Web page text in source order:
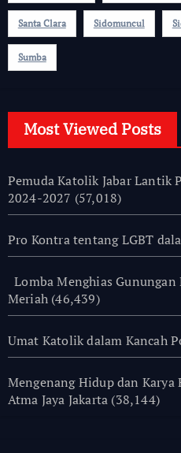
Santa Clara Sidomuncul
Sumba
Most Viewed Posts
Pemuda Katolik Jabar Lantik
2024-2027 (57,018)
Pro Kontra tentang LGBT
Lomba Menghias
Meriah (46,439)
Umat Katolik dalam Kancah
Mengenang Hidup dan
Atma Jaya Jakarta (38,144)